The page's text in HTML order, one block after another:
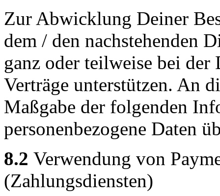
Zur Abwicklung Deiner
dem / den nachstehenden
ganz oder teilweise bei der
Verträge unterstützen. An
Maßgabe der folgenden
personenbezogene Daten
8.2 Verwendung von
(Zahlungsdiensten)